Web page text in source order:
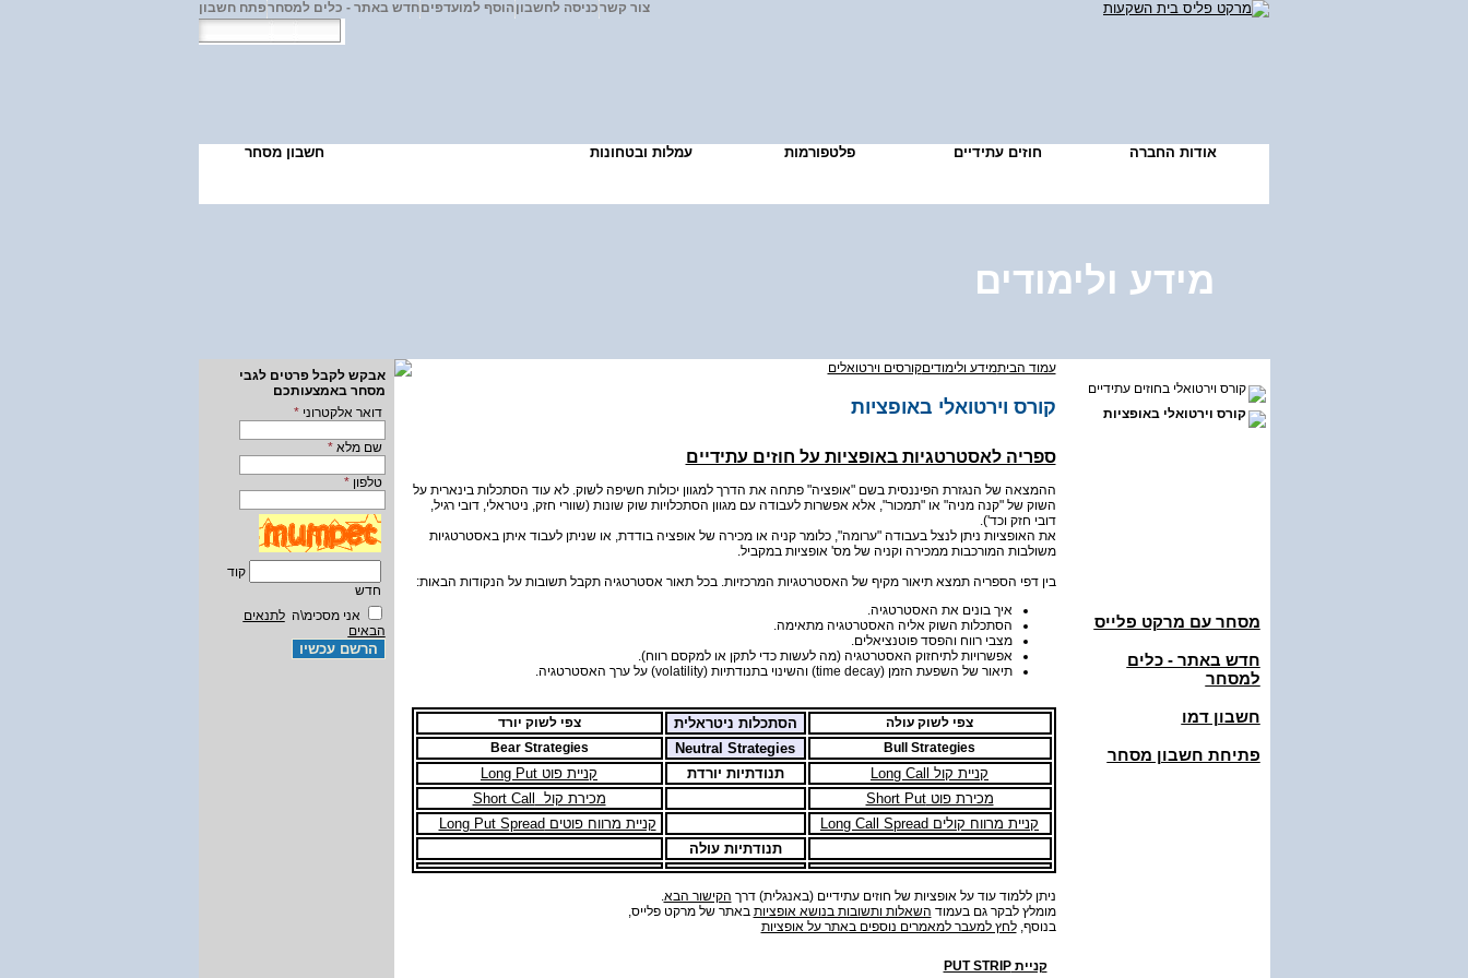
צור קשרכניסה לחשבון הוסף למועדפיםחדש באתר - כלים למסחרפתח חשבון
אודות החברה חוזים עתידיים פלטפורמות עמלות ובטחונות חשבון מסחר
מידע ולימודים
קורס וירטואלי בחוזים עתידיים
קורס וירטואלי באופציות
מסחר עם מרקט פלייס
חדש באתר - כלים
למסחר
חשבון דמו
פתיחת חשבון מסחר
עמוד הביתמידע ולימודיםקורסים וירטואלים
קורס וירטואלי באופציות
ספריה לאסטרטגיות באופציות על חוזים עתידיים
ההמצאה של הנגזרת הפיננסית בשם "אופציה" פתחה את הדרך למגוון יכולות חשיפה לשוק. לא עוד הסתכלות בינארית על
השוק של "קנה מניה" או "תמכור", אלא אפשרות לעבודה עם מגוון הסתכלויות שוק שונות (שוורי חזק, ניטראלי, דובי רגיל,
דובי חזק וכד').
את האופציות ניתן לנצל בעבודה "ערומה", כלומר קניה או מכירה של אופציה בודדת, או שניתן לעבוד איתן באסטרטגיות
משולבות המורכבות ממכירה וקניה של מס' אופציות במקביל.
בין דפי הספריה תמצא תיאור מקיף של האסטרטגיות המרכזיות. בכל תאור אסטרטגיה תקבל תשובות על הנקודות הבאות:
איך בונים את האסטרטגיה.
הסתכלות השוק אליה האסטרטגיה מתאימה.
מצבי רווח והפסד פוטנציאלים.
אפשרויות לתיחזוק האסטרטגיה (מה לעשות כדי לתקן או למקסם רווח).
תיאור של השפעת הזמן (time decay) והשינוי בתנודתיות (volatility) על ערך האסטרטגיה.
צפי לשוק עולה הסתכלות ניטראלית
צפי לשוק יורד
Bull Strategies
Neutral Strategies
קניית קול Long Call תנודתיות יורדת
קניית פוט Long Put
מכירת פוט Short Put
מכירת קול Short Call
קניית מרווח קולים Long Call Spread
קניית מרווח פוטים Long Put Spread
תנודתיות עולה
ניתן ללמוד עוד על אופציות של חוזים עתידיים (באנגלית) דרך הקישור הבא.
מומלץ לבקר גם בעמוד השאלות ותשובות בנושא אופציות באתר של מרקט פלייס,
בנוסף,לחץ למעבר למאמרים נוספים באתר על אופציות
קניית PUT STRIP
אבקש לקבל פרטים לגבי
מסחר באמצעותכם
דואר אלקטרוני*
שם מלא*
טלפון*
קוד
חדש
אני מסכימ\הלתנאים
הבאים